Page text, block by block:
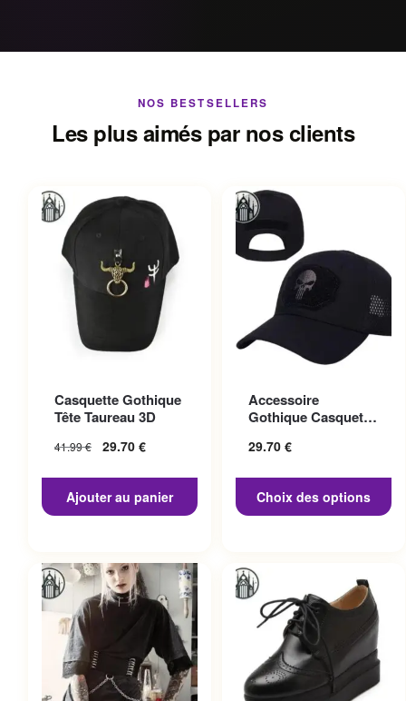
NOS BESTSELLERS
Les plus aimés par nos clients
Casquette Gothique
Tête Taureau 3D
41.99€ 29.70 €
Ajouter au panier
Accessoire
Gothique Casquette
29.70 €
Choix des options
variations. Les options
peuvent être choisies sur la
page du produit